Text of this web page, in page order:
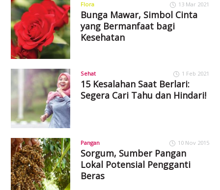
Flora 13 Mar 2021
Bunga Mawar, Simbol Cinta
yang Bermanfaat bagi
Kesehatan
Sehat 1 Feb 2021
15 Kesalahan Saat Berlari:
Segera Cari Tahu dan Hindari!
Pangan 10 Nov 2015
Sorgum, Sumber Pangan
Lokal Potensial Pengganti
Beras